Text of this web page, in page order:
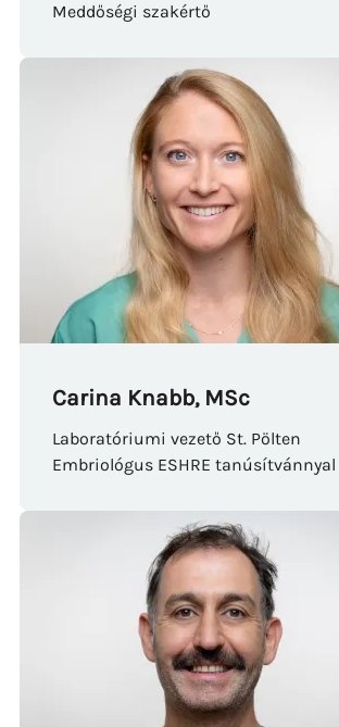
Meddőségi szakértő
Carina Knabb, MSc
Laboratóriumi vezető St. Pölten
Embriológus ESHRE tanúsítvánnyal